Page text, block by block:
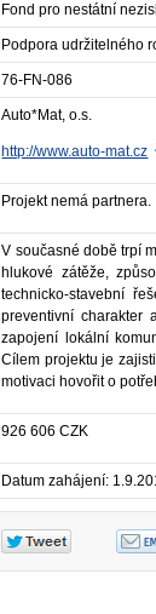
Fond pro nestátní
Podpora udržitelného
76-FN-086
Auto*Mat, o.s.
http://www.auto-mat.cz
Projekt nemá partnera.
V současné době trpí
hlukové zátěže,
technicko-stavební
preventivní charakter
zapojení lokální
Cílem projektu je
motivaci hovořit o
926 606 CZK
Datum zahájení: